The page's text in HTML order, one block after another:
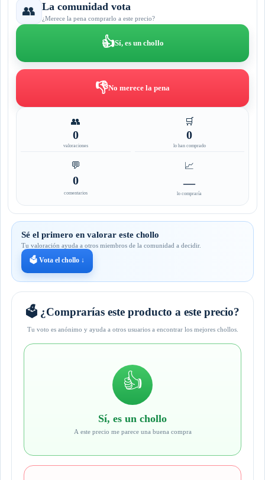
👥 La comunidad vota
¿Merece la pena comprarlo a este precio?
👍Sí, es un chollo
👎No merece la pena
👥
0
valoraciones
🛒
0
lo han comprado
💬
0
comentarios
📈
—
lo compraría
Sé el primero en valorar este chollo
Tu valoración ayuda a otros miembros de la comunidad a decidir.
🗳️ Vota el chollo ↓
🗳️ ¿Comprarías este producto a este precio?
Tu voto es anónimo y ayuda a otros usuarios a encontrar los mejores chollos.
👍
Sí, es un chollo
A este precio me parece una buena compra